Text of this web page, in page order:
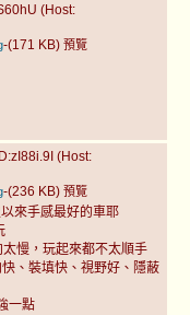
(Host:
-(171 KB) 預覽
(Host:
-(236 KB) 預覽
來手感最好的車耶
慢，玩起來都不太順手
、裝填快、視野好、隱蔽
一點